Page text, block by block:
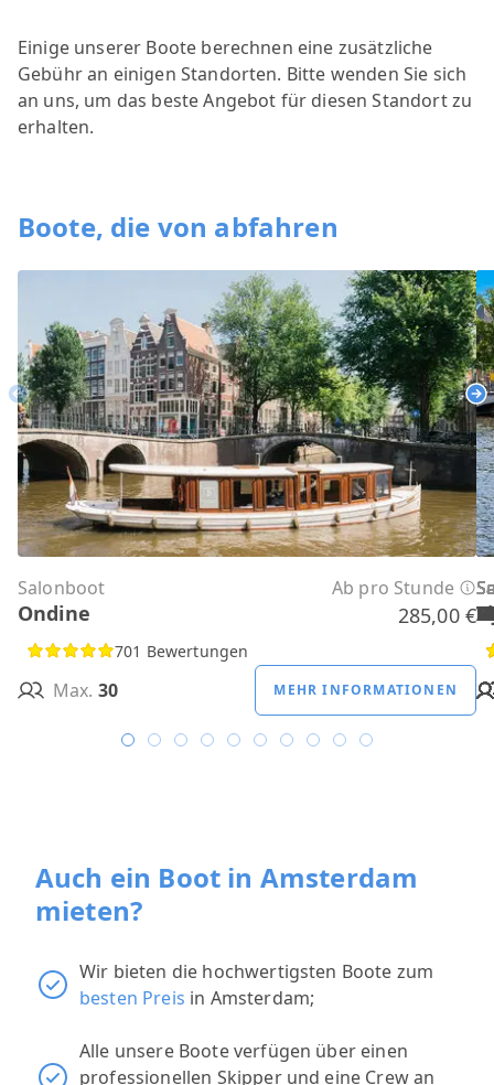
Einige unserer Boote berechnen eine zusätzliche
Gebühr an einigen Standorten. Bitte wenden Sie sich
an uns, um das beste Angebot für diesen Standort zu
erhalten.
Boote, die von abfahren
Salonboot Ab pro Stunde
Ondine 285,00 €
701 Bewertungen
Max. 30 MEHR INFORMATIONEN
Previous
Auch ein Boot in Amsterdam
mieten?
Wir bieten die hochwertigsten Boote zum
besten Preis in Amsterdam;
Alle unsere Boote verfügen über einen
professionellen Skipper und eine Crew an